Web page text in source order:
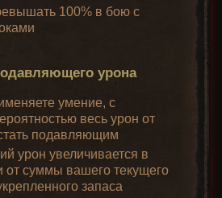
100% в бою с
урона
умение, с
весь урон от
подавляющим
урон увеличивается в
от суммы вашего текущего
запаса